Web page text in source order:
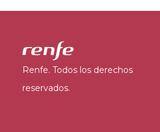
Renfe. Todos los derechos
reservados.